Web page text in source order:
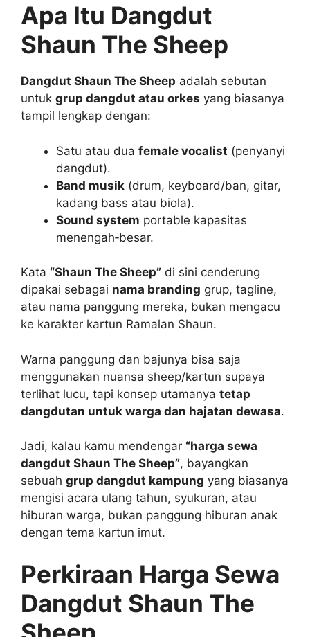
Apa Itu Dangdut
Shaun The Sheep
Dangdut Shaun The Sheep adalah sebutan
untuk grup dangdut atau orkes yang biasanya
tampil lengkap dengan:
Satu atau dua female vocalist (penyanyi
dangdut).
Band musik (drum, keyboard/ban, gitar,
kadang bass atau biola).
Sound system portable kapasitas
menengah‑besar.
Kata “Shaun The Sheep” di sini cenderung
dipakai sebagai nama branding grup, tagline,
atau nama panggung mereka, bukan mengacu
ke karakter kartun Ramalan Shaun.
Warna panggung dan bajunya bisa saja
menggunakan nuansa sheep/kartun supaya
terlihat lucu, tapi konsep utamanya tetap
dangdutan untuk warga dan hajatan dewasa.
Jadi, kalau kamu mendengar “harga sewa
dangdut Shaun The Sheep”, bayangkan
sebuah grup dangdut kampung yang biasanya
mengisi acara ulang tahun, syukuran, atau
hiburan warga, bukan panggung hiburan anak
dengan tema kartun imut.
Perkiraan Harga Sewa
Dangdut Shaun The